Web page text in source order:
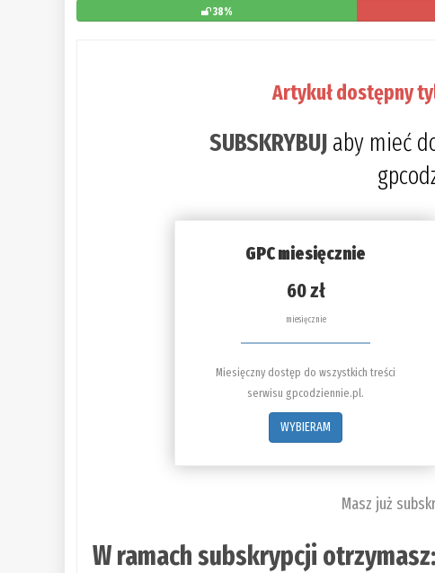
38%
Artykuł dostępny
SUBSKRYBUJaby mieć
GPC miesięcznie
60 zł
miesięcznie
Miesięczny dostęp do wszystkich treści
serwisu gpcodziennie.pl.
WYBIERAM
Masz już
W ramach subskrypcji otrzymasz: